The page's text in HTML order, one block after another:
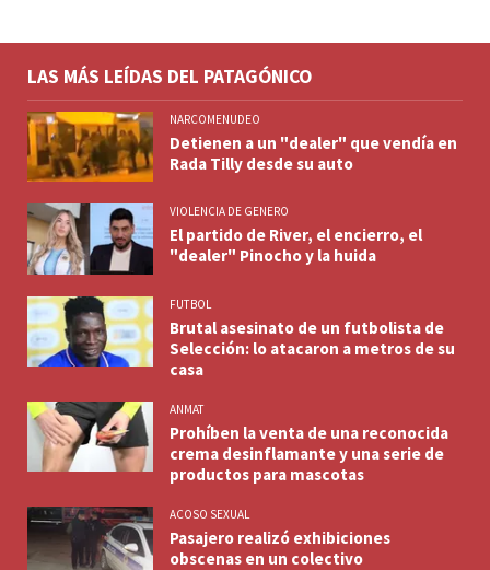
LAS MÁS LEÍDAS DEL PATAGÓNICO
NARCOMENUDEO
Detienen a un "dealer" que vendía en
Rada Tilly desde su auto
VIOLENCIA DE GENERO
El partido de River, el encierro, el
"dealer" Pinocho y la huida
FUTBOL
Brutal asesinato de un futbolista de
Selección: lo atacaron a metros de su
casa
ANMAT
Prohíben la venta de una reconocida
crema desinflamante y una serie de
productos para mascotas
ACOSO SEXUAL
Pasajero realizó exhibiciones
obscenas en un colectivo